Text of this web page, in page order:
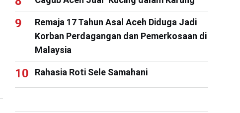
Remaja 17 Tahun Asal Aceh Diduga Jadi
Korban Perdagangan dan Pemerkosaan di
Malaysia
Rahasia Roti Sele Samahani